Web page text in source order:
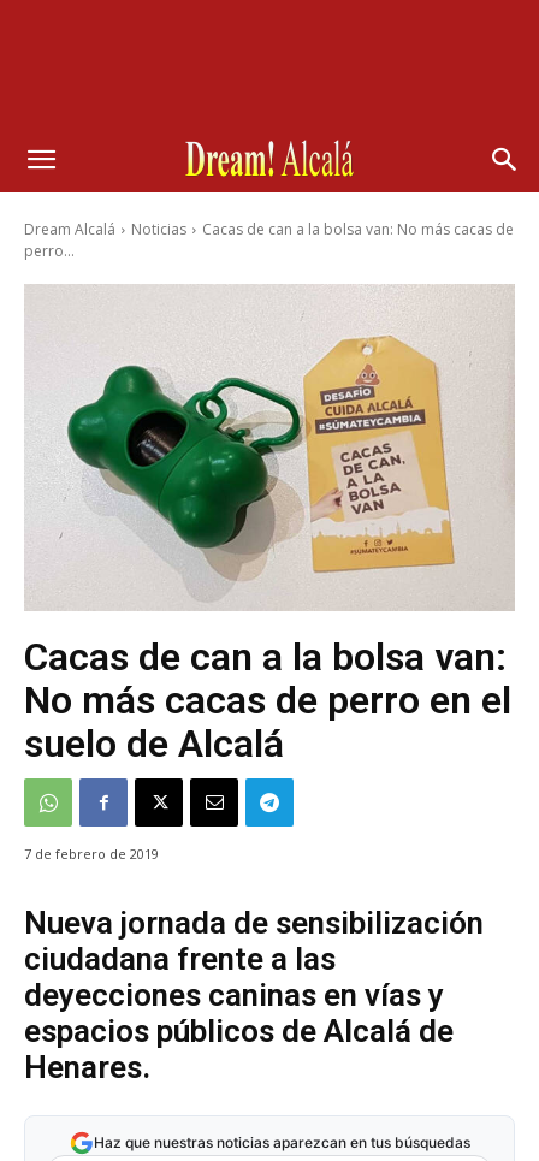
Dream Alcalá Noticias
Cacas de can a la bolsa van: No más cacas de
perro...
Cacas de can a la bolsa van:
No más cacas de perro en el
suelo de Alcalá
7 de febrero de 2019
Nueva jornada de sensibilización
ciudadana frente a las
deyecciones caninas en vías y
espacios públicos de Alcalá de
Henares.
Haz que nuestras noticias aparezcan en tus búsquedas